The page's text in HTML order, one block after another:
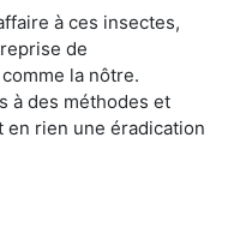
à ces insectes,
de
la nôtre.
à des méthodes et
en rien une éradication